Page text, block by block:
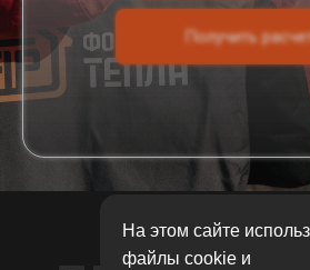
Получить
На этом сайте
файлы cookie и